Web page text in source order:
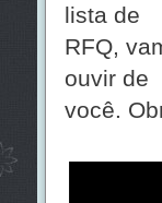
lista de
RFQ,
ouvir de
você.